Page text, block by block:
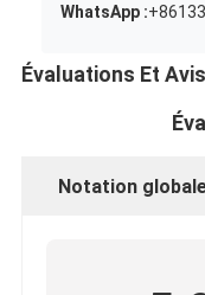
WhatsApp :
Évaluations Et Avis
Notation